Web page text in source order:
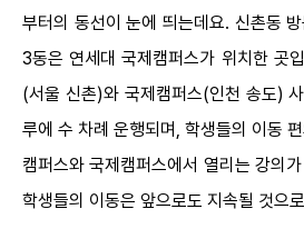
부터의 동선이 눈에 띄는데요. 신촌동
3동은 연세대 국제캠퍼스가 위치한 곳
(서울 신촌)와 국제캠퍼스(인천 송도)
루에 수 차례 운행되며, 학생들의 이동
캠퍼스와 국제캠퍼스에서 열리는 강의
학생들의 이동은 앞으로도 지속될 것으